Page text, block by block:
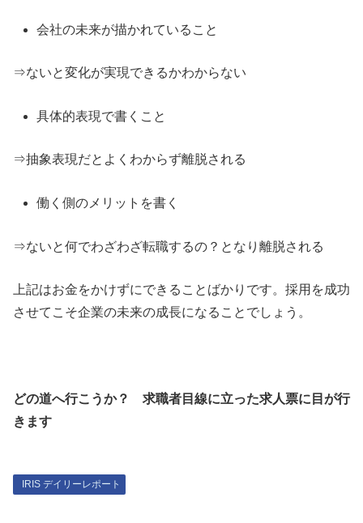
会社の未来が描かれていること
⇒ないと変化が実現できるかわからない
具体的表現で書くこと
⇒抽象表現だとよくわからず離脱される
働く側のメリットを書く
⇒ないと何でわざわざ転職するの？となり離脱される
上記はお金をかけずにできることばかりです。採用を成功
させてこそ企業の未来の成長になることでしょう。
どの道へ行こうか？ 求職者目線に立った求人票に目が行
きます
IRIS デイリーレポート